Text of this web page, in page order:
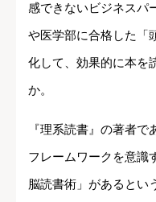
感できないビジネスパ
や医学部に合格した「
化して、効果的に本を
か。
『理系読書』の著者
フレームワークを意識
脳読書術」があるとい